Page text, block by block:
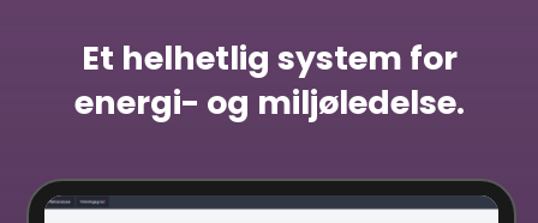
Et helhetlig system for
energi- og miljøledelse.